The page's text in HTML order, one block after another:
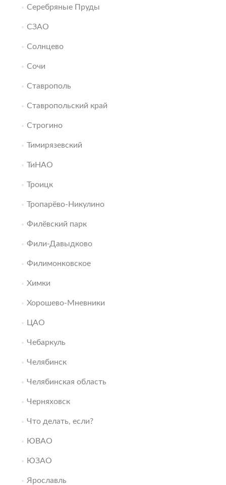
Серебряные Пруды
СЗАО
Солнцево
Сочи
Ставрополь
Ставропольский край
Строгино
Тимирязевский
ТиНАО
Троицк
Тропарёво-Никулино
Филёвский парк
Фили-Давыдково
Филимонковское
Химки
Хорошево-Мневники
ЦАО
Чебаркуль
Челябинск
Челябинская область
Черняховск
Что делать, если?
ЮВАО
ЮЗАО
Ярославль